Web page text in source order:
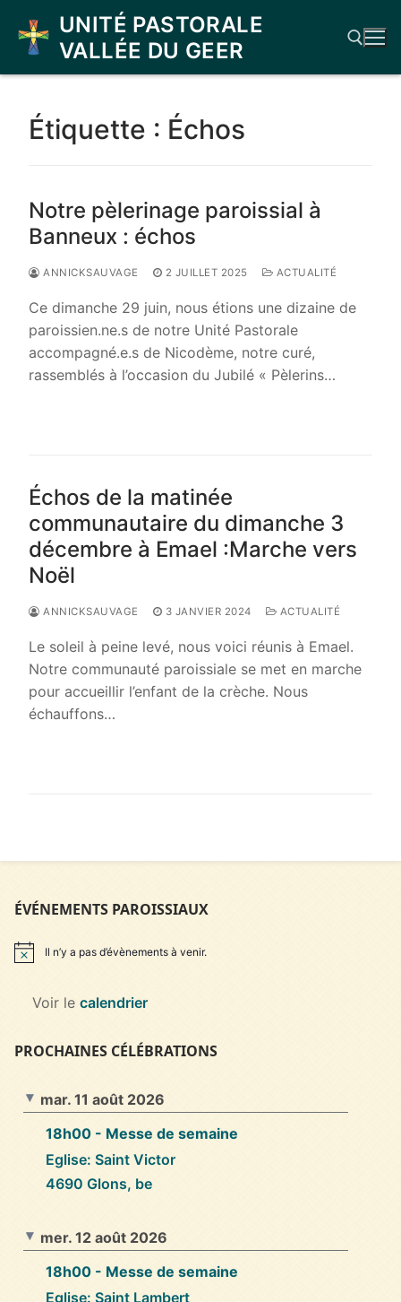
contenu
UNITÉ PASTORALE
VALLÉE DU GEER
Étiquette : Échos
Notre pèlerinage paroissial à
Banneux : échos
ANNICKSAUVAGE 2 JUILLET 2025 ACTUALITÉ
Ce dimanche 29 juin, nous étions une dizaine de
paroissien.ne.s de notre Unité Pastorale
accompagné.e.s de Nicodème, notre curé,
rassemblés à l’occasion du Jubilé « Pèlerins…
Échos de la matinée
communautaire du dimanche 3
décembre à Emael :Marche vers
Noël
ANNICKSAUVAGE 3 JANVIER 2024 ACTUALITÉ
Le soleil à peine levé, nous voici réunis à Emael.
Notre communauté paroissiale se met en marche
pour accueillir l’enfant de la crèche. Nous
échauffons…
ÉVÉNEMENTS PAROISSIAUX
NoticeIl n’y a pas d’évènements à venir.
Voir le calendrier
PROCHAINES CÉLÉBRATIONS
mar. 11 août 2026
18h00 - Messe de semaine
Eglise: Saint Victor
4690 Glons, be
mer. 12 août 2026
18h00 - Messe de semaine
Eglise: Saint Lambert